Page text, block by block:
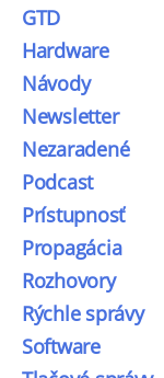
GTD
Hardware
Návody
Newsletter
Nezaradené
Podcast
Prístupnosť
Propagácia
Rozhovory
Rýchle správy
Software